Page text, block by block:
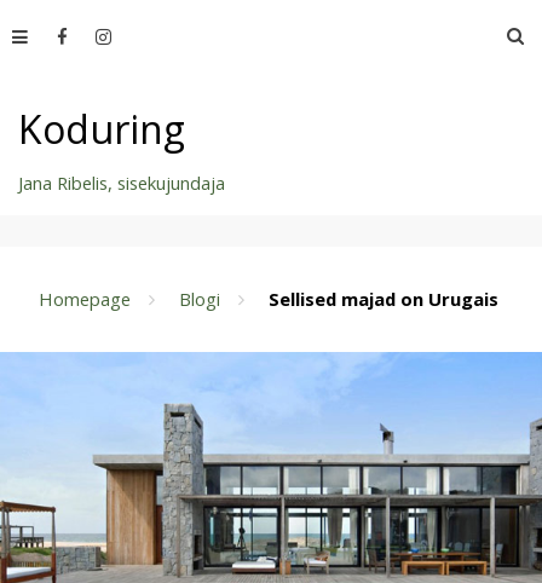
to
Koduring
Jana Ribelis, sisekujundaja
Homepage Blogi Sellised majad on Urugais